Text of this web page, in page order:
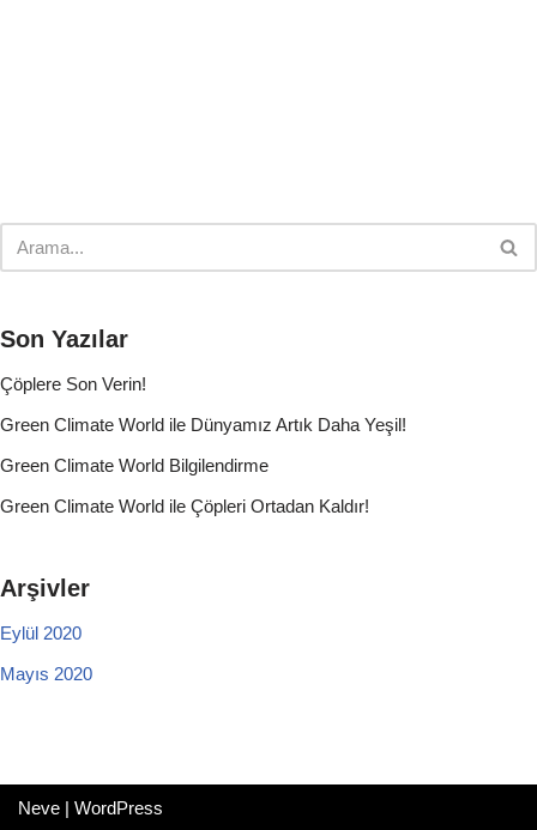
Son Yazılar
Çöplere Son Verin!
Green Climate World ile Dünyamız Artık Daha Yeşil!
Green Climate World Bilgilendirme
Green Climate World ile Çöpleri Ortadan Kaldır!
Arşivler
Eylül 2020
Mayıs 2020
Neve | WordPress